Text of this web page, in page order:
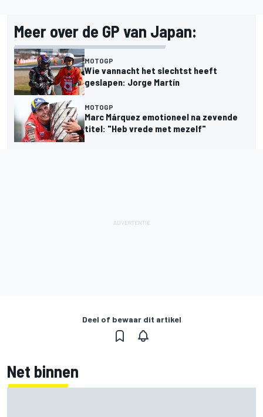
Meer over de GP van Japan:
MOTOGP
Wie vannacht het slechtst heeft
geslapen: Jorge Martín
MOTOGP
Marc Márquez emotioneel na zevende
titel: "Heb vrede met mezelf"
Deel of bewaar dit artikel
Net binnen